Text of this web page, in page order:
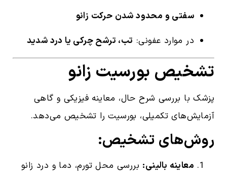
سفتی و محدود شدن حرکت زانو
در موارد عفونی: تب، ترشح چرکی یا درد شدید
تشخیص بورسیت زانو
پزشک با بررسی شرح حال، معاینه فیزیکی و گاهی
آزمایش‌های تکمیلی، بورسیت را تشخیص می‌دهد.
روش‌های تشخیص:
معاینه بالینی: بررسی محل تورم، دما و درد زانو